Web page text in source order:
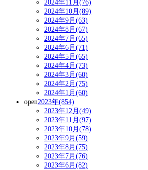
2024年11月(76)
2024年10月(89)
2024年9月(63)
2024年8月(67)
2024年7月(65)
2024年6月(71)
2024年5月(65)
2024年4月(73)
2024年3月(60)
2024年2月(75)
2024年1月(60)
open2023年(854)
2023年12月(49)
2023年11月(97)
2023年10月(78)
2023年9月(59)
2023年8月(75)
2023年7月(76)
2023年6月(82)